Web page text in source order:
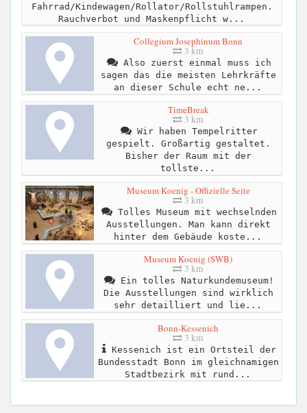
Fahrrad/Kindewagen/Rollator/Rollstuhlrampen.
Rauchverbot und Maskenpflicht w...
Collegium Josephinum Bonn
3 km
Also zuerst einmal muss ich
sagen das die meisten Lehrkräfte
an dieser Schule echt ne...
TimeBreak
3 km
Wir haben Tempelritter
gespielt. Großartig gestaltet.
Bisher der Raum mit der
tollste...
Museum Koenig - Offizielle Seite
3 km
Tolles Museum mit wechselnden
Ausstellungen. Man kann direkt
hinter dem Gebäude koste...
Museum Koenig (SWB)
3 km
Ein tolles Naturkundemuseum!
Die Ausstellungen sind wirklich
sehr detailliert und lie...
Bonn-Kessenich
3 km
Kessenich ist ein Ortsteil der
Bundesstadt Bonn im gleichnamigen
Stadtbezirk mit rund...